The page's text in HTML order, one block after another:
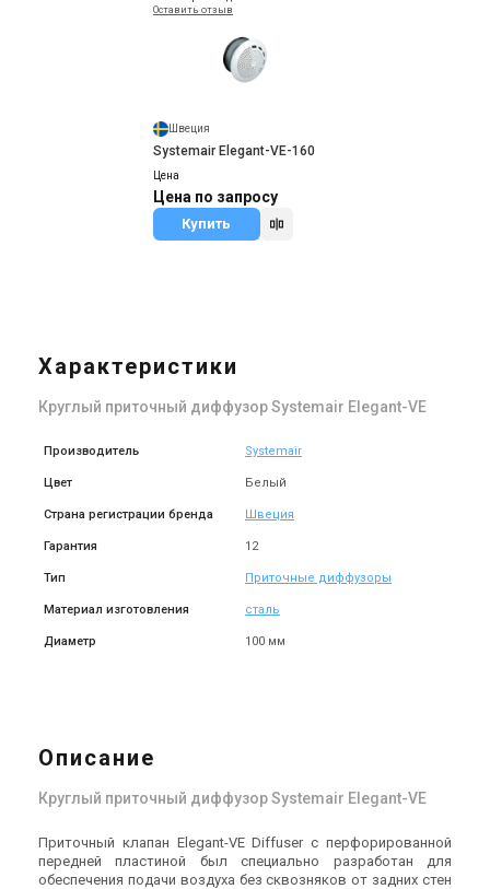
Оставить отзыв
Швеция
Systemair Elegant-VE-160
Цена
Цена по запросу
Купить
Характеристики
Круглый приточный диффузор Systemair Elegant-VE
Производитель Systemair
Цвет Белый
Страна регистрации бренда Швеция
Гарантия 12
Тип Приточные диффузоры
Материал изготовления сталь
Диаметр 100 мм
Описание
Круглый приточный диффузор Systemair Elegant-VE
Приточный клапан Elegant-VE Diffuser с перфорированной
передней пластиной был специально разработан для
обеспечения подачи воздуха без сквозняков от задних стен